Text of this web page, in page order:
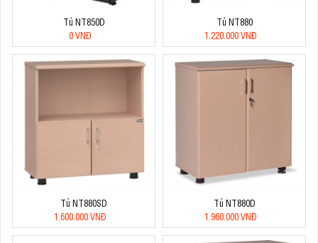
Tủ NT850D
0 VNĐ
Tủ NT880
1.220.000 VNĐ
Tủ NT880SD
1.600.000 VNĐ
Tủ NT880D
1.960.000 VNĐ